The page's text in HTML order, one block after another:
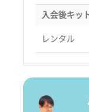
入会後キッ
レンタル